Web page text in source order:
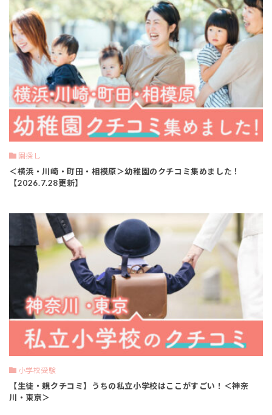
園探し
＜横浜・川崎・町田・相模原＞幼稚園のクチコミ集めました！
【2026.7.28更新】
小学校受験
【生徒・親クチコミ】うちの私立小学校はここがすごい！＜神奈
川・東京＞